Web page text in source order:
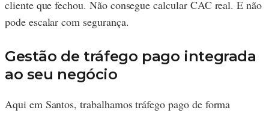
cliente que fechou. Não consegue calcular CAC real. E não
pode escalar com segurança.
Gestão de tráfego pago integrada
ao seu negócio
Aqui em Santos, trabalhamos tráfego pago de forma